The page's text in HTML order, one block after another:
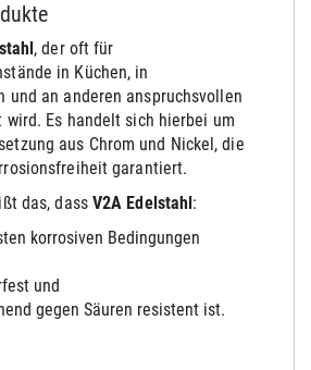
, der oft für
in Küchen, in
und an anderen anspruchsvollen
wird. Es handelt sich hierbei um
aus Chrom und Nickel, die
garantiert.
das, dass V2A Edelstahl:
korrosiven Bedingungen
und
gegen Säuren resistent ist.